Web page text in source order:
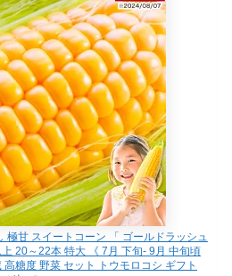
極甘 スイートコーン 「 ゴールドラッシュ
20～22本 特大 《 7月 下旬- 9月 中旬頃
糖度 野菜 セット トウモロコシ ギフト